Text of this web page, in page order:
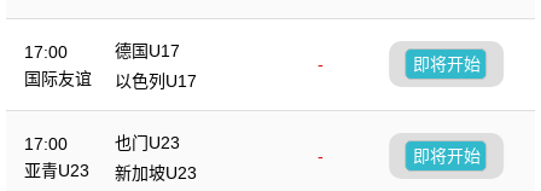
17:00
国际友谊
德国U17
-
以色列U17
即将开始
17:00
亚青U23
也门U23
-
新加坡U23
即将开始